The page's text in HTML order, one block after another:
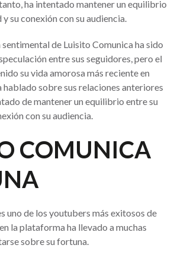
ha intentado mantener un equilibrio
su conexión con su audiencia.
sentimental de Luisito Comunica ha sido
entre sus seguidores, pero el
su vida amorosa más reciente en
hablado sobre sus relaciones anteriores
de mantener un equilibrio entre su
con su audiencia.
COMUNICA
uno de los youtubers más exitosos de
la plataforma ha llevado a muchas
sobre su fortuna.